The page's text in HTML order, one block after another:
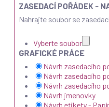
ZASEDACÍ POŘÁDEK -
Nahrajte soubor se
Vyberte soubor
GRAFICKÉ PRÁCE
Návrh zasedacího
Návrh zasedacího
Návrh zasedacího
Návrh jmenovky
Návrh etikety -